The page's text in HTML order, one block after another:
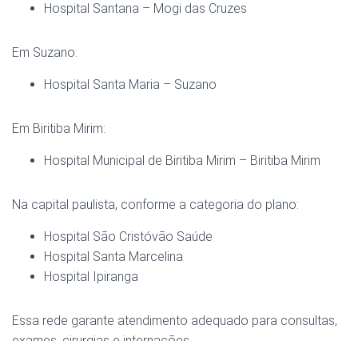
Hospital Santana – Mogi das Cruzes
Em Suzano:
Hospital Santa Maria – Suzano
Em Biritiba Mirim:
Hospital Municipal de Biritiba Mirim – Biritiba Mirim
Na capital paulista, conforme a categoria do plano:
Hospital São Cristóvão Saúde
Hospital Santa Marcelina
Hospital Ipiranga
Essa rede garante atendimento adequado para consultas,